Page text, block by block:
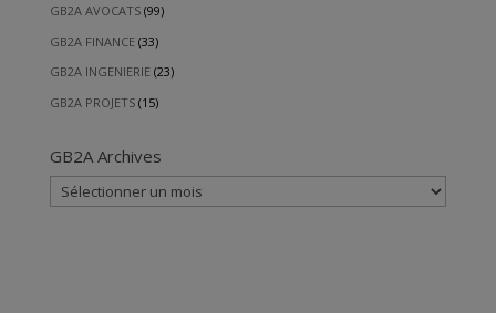
GB2A AVOCATS(99)
GB2A FINANCE(33)
GB2A INGENIERIE(23)
GB2A PROJETS(15)
GB2A Archives
GB2A
Archives